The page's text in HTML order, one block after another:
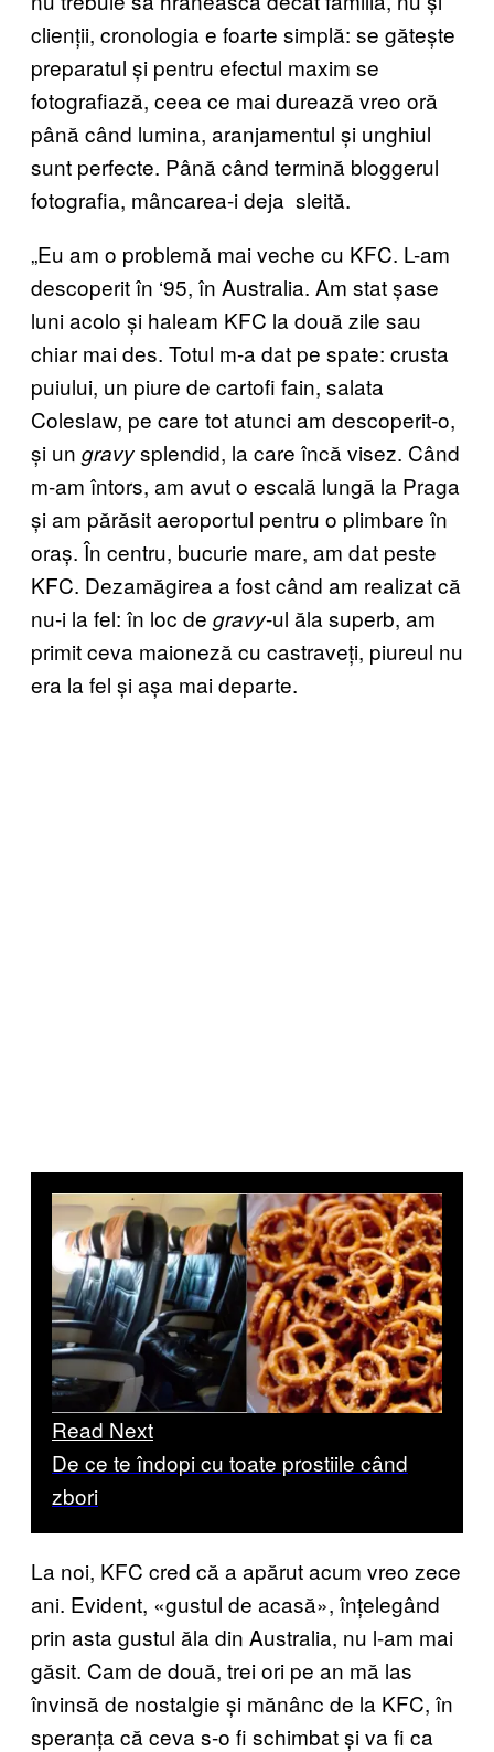
clienții, cronologia e foarte simplă: se gătește
preparatul și pentru efectul maxim se
fotografiază, ceea ce mai durează vreo oră
până când lumina, aranjamentul și unghiul
sunt perfecte. Până când termină bloggerul
fotografia, mâncarea-i deja sleită.
„Eu am o problemă mai veche cu KFC. L-am
descoperit în ‘95, în Australia. Am stat șase
luni acolo și haleam KFC la două zile sau
chiar mai des. Totul m-a dat pe spate: crusta
puiului, un piure de cartofi fain, salata
Coleslaw, pe care tot atunci am descoperit-o,
și un gravysplendid, la care încă visez. Când
m-am întors, am avut o escală lungă la Praga
și am părăsit aeroportul pentru o plimbare în
oraș. În centru, bucurie mare, am dat peste
KFC. Dezamăgirea a fost când am realizat că
nu-i la fel: în loc de gravy-ul ăla superb, am
primit ceva maioneză cu castraveți, piureul nu
era la fel și așa mai departe.
Read Next
De ce te îndopi cu toate prostiile când
zbori
La noi, KFC cred că a apărut acum vreo zece
ani. Evident, «gustul de acasă», înțelegând
prin asta gustul ăla din Australia, nu l-am mai
găsit. Cam de două, trei ori pe an mă las
învinsă de nostalgie și mănânc de la KFC, în
speranța că ceva s-o fi schimbat și va fi ca